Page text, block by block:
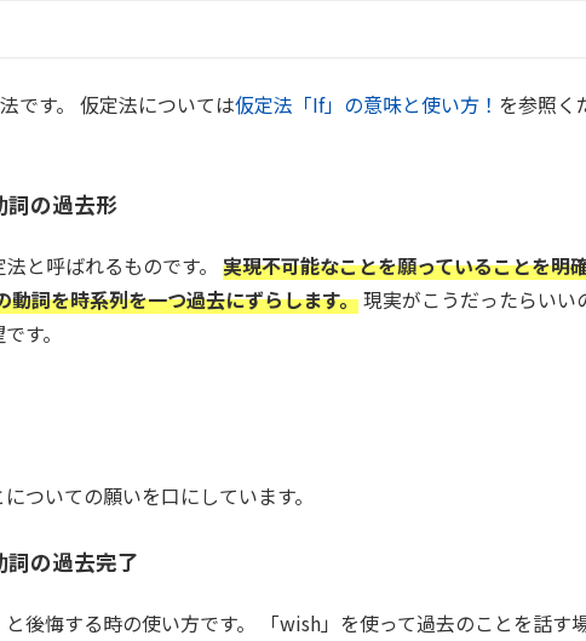
です。 仮定法については仮定法「If」の意味と使い方！ を参照く
の過去形
と呼ばれるものです。 実現不可能なことを願っていることを明
詞を時系列を一つ過去にずらします。現実がこうだったらいい
す。
ついての願いを口にしています。
の過去完了
後悔する時の使い方です。 「wish」を使って過去のことを話す